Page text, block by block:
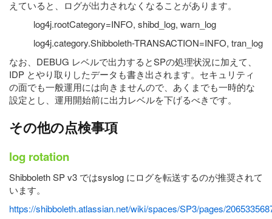
えていると、ログが出力されなくなることがあります。
log4j.rootCategory=INFO, shibd_log, warn_log
log4j.category.Shibboleth-TRANSACTION=INFO, tran_log
なお、DEBUG レベルで出力するとSPの処理状況に加えて、
IDP とやり取りしたデータも書き出されます。セキュリティ
の面でも一般運用には向きませんので、あくまでも一時的な
設定とし、運用開始前に出力レベルを下げるべきです。
その他の点検事項
log rotation
Shibboleth SP v3 ではsyslog にログを転送するのが推奨されて
います。
https://shibboleth.atlassian.net/wiki/spaces/SP3/pages/